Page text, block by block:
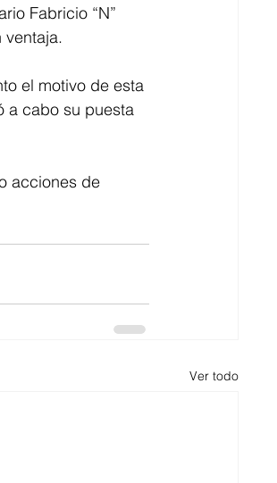
Fabricio “N”
ventaja.
el motivo de esta
a cabo su puesta
acciones de
Ver todo